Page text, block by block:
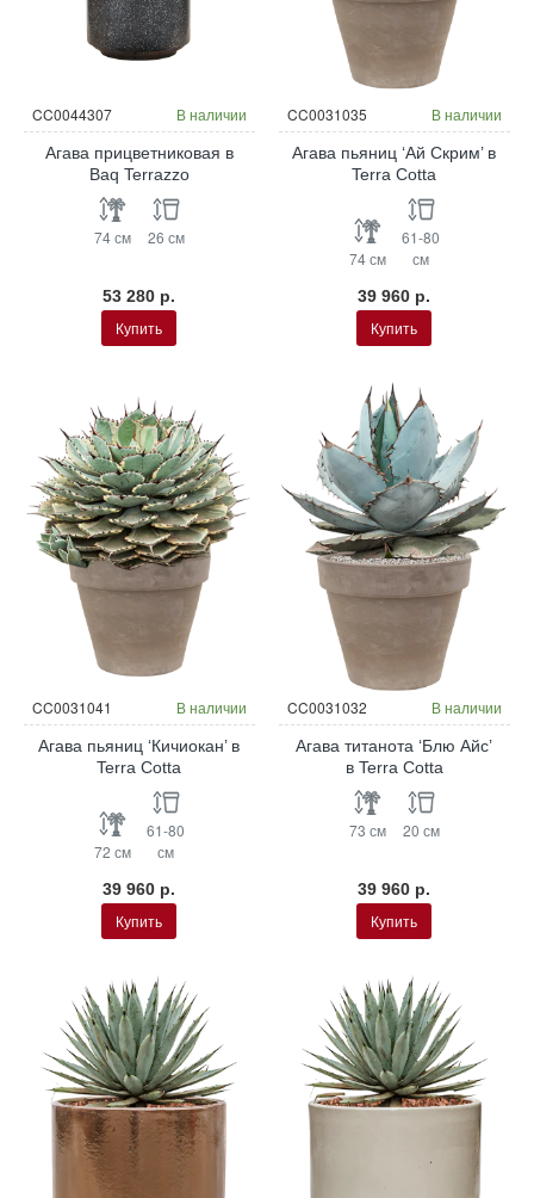
CC0044307 В наличии
Агава прицветниковая в
Baq Terrazzo
74 см 26 см
53 280 р.
Купить
CC0031035 В наличии
Агава пьяниц ‘Ай Скрим’ в
Terra Cotta
74 см
61-80
см
39 960 р.
Купить
CC0031041 В наличии
Агава пьяниц ‘Кичиокан’ в
Terra Cotta
72 см
61-80
см
39 960 р.
Купить
CC0031032 В наличии
Агава титанота ‘Блю Айс’
в Terra Cotta
73 см 20 см
39 960 р.
Купить